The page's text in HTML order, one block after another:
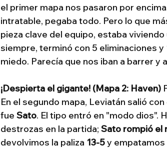
el primer mapa nos pasaron por
intratable, pegaba todo. Pero lo que
pieza clave del equipo, estaba
siempre, terminó con 5 eliminaciones
miedo. Parecía que nos iban a barrer y
¡Despierta el gigante! (Mapa 2: Haven)
En el segundo mapa, Leviatán salió
fue Sato. El tipo entró en "modo dios".
destrozas en la partida; Sato rompió el
devolvimos la paliza 13-5 y empatamos